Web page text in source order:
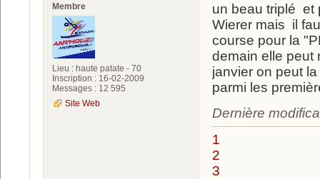
Membre
Lieu : haute patate - 70
Inscription : 16-02-2009
Messages : 12 595
Site Web
un beau triplé et
Wierer mais il
course pour la
demain elle peut
janvier on peut
parmi les
Dernière
1
2
3